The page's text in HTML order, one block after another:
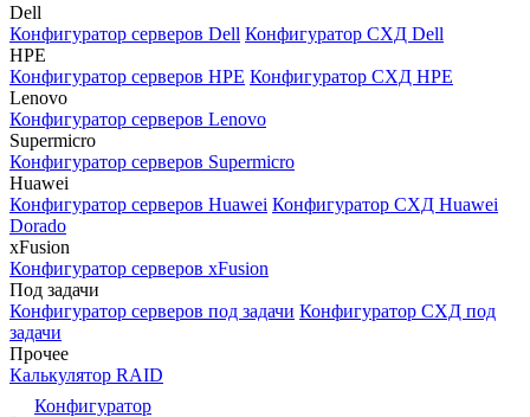
Dell
Конфигуратор серверов Dell Конфигуратор СХД Dell
HPE
Конфигуратор серверов HPE Конфигуратор СХД HPE
Lenovo
Конфигуратор серверов Lenovo
Supermicro
Конфигуратор серверов Supermicro
Huawei
Конфигуратор серверов Huawei Конфигуратор СХД Huawei
Dorado
xFusion
Конфигуратор серверов xFusion
Под задачи
Конфигуратор серверов под задачи Конфигуратор СХД под
задачи
Прочее
Калькулятор RAID
Конфигуратор